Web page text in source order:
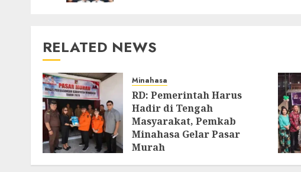
RELATED NEWS
Minahasa
RD: Pemerintah Harus
Hadir di Tengah
Masyarakat, Pemkab
Minahasa Gelar Pasar
Murah
AGUSTUS 4, 2026 0